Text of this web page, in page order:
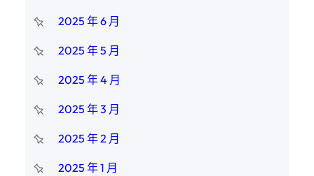
2025 年 6 月
2025 年 5 月
2025 年 4 月
2025 年 3 月
2025 年 2 月
2025 年 1 月